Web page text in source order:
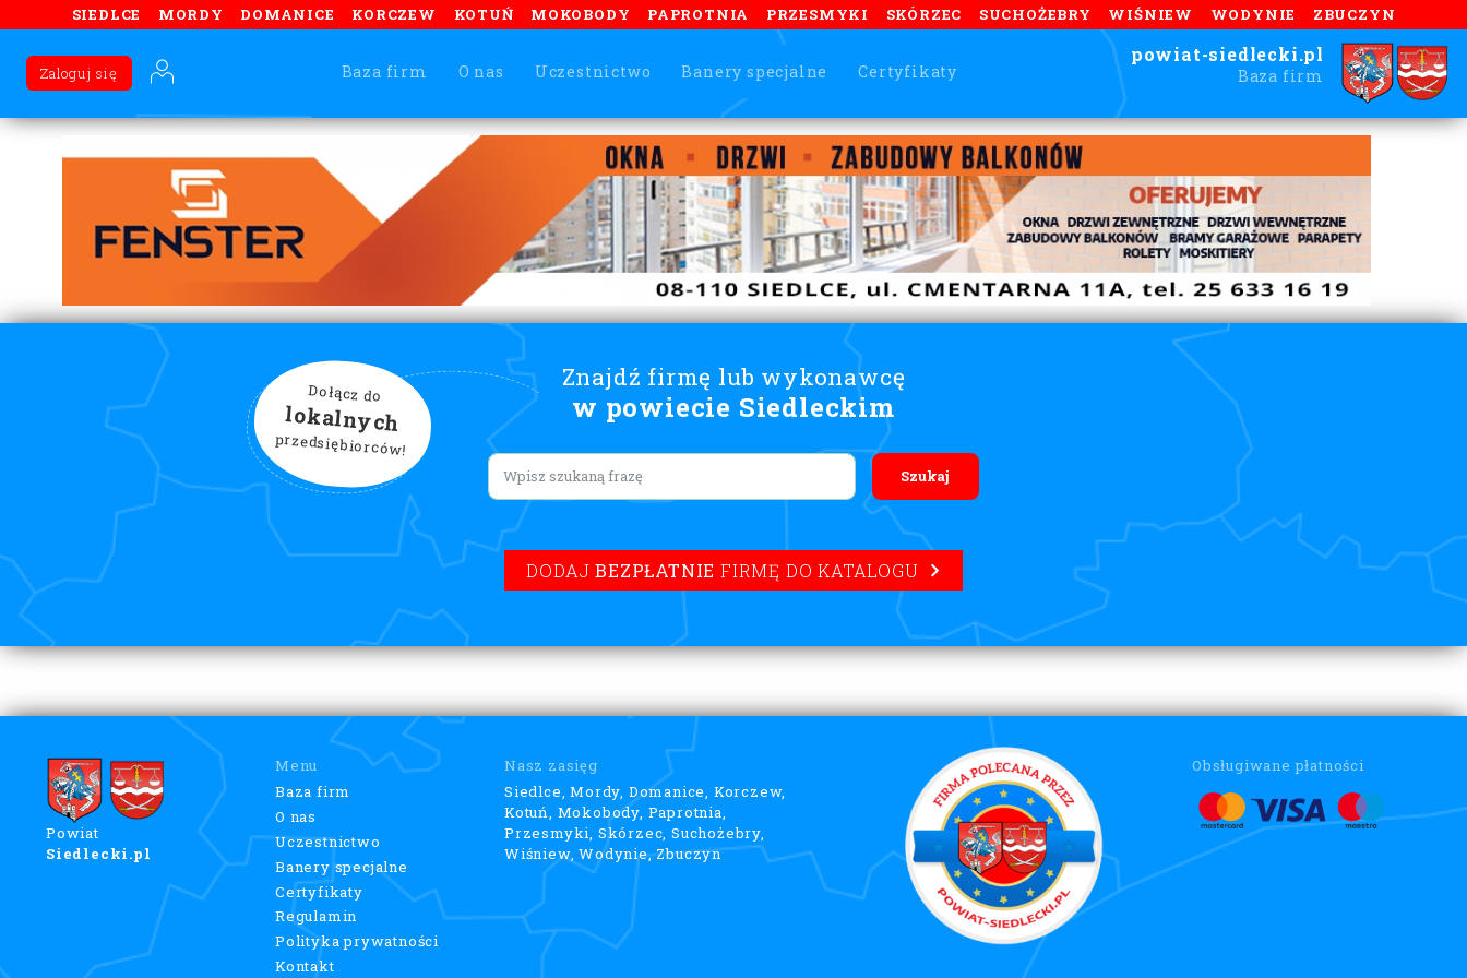
SIEDLCE MORDY DOMANICE KORCZEW KOTUŃ MOKOBODY PAPROTNIA PRZESMYKI SKÓRZEC SUCHOŻEBRY WIŚNIEW WODYNIE ZBUCZYN
Baza firm O nas Uczestnictwo Banery specjalne Certyfikaty
Zaloguj się
powiat-siedlecki.pl
Baza firm
Znajdź firmę lub wykonawcę
w powiecie Siedleckim
Dołącz do
lokalnych
przedsiębiorców!
Lorem ipsum
DODAJBEZPŁATNIE FIRMĘ DO KATALOGU
Powiat
Siedlecki.pl
Menu
Baza firm
O nas
Uczestnictwo
Banery specjalne
Certyfikaty
Regulamin
Polityka prywatności
Kontakt
Nasz zasięg
Siedlce, Mordy, Domanice, Korczew,
Kotuń, Mokobody, Paprotnia,
Przesmyki, Skórzec, Suchożebry,
Wiśniew, Wodynie, Zbuczyn
Obsługiwane płatności